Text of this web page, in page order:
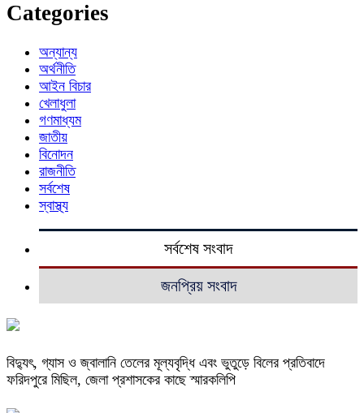
Categories
অন্যান্য
অর্থনীতি
আইন বিচার
খেলাধুলা
গণমাধ্যম
জাতীয়
বিনোদন
রাজনীতি
সর্বশেষ
স্বাস্থ্য
সর্বশেষ সংবাদ
জনপ্রিয় সংবাদ
বিদ্যুৎ, গ্যাস ও জ্বালানি তেলের মূল্যবৃদ্ধি এবং ভুতুড়ে বিলের প্রতিবাদে
ফরিদপুরে মিছিল, জেলা প্রশাসকের কাছে স্মারকলিপি